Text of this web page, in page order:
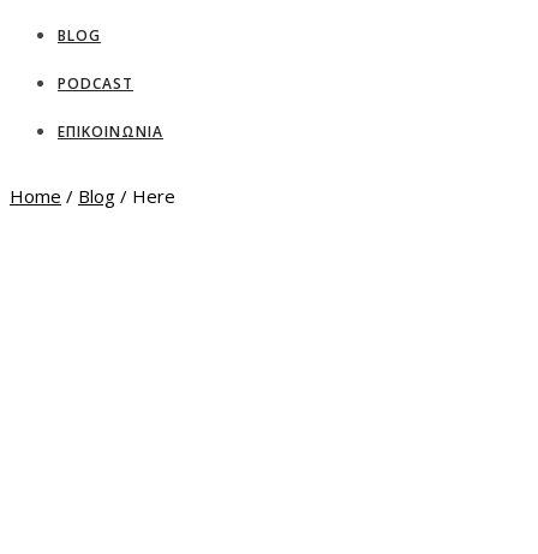
BLOG
PODCAST
ΕΠΙΚΟΙΝΩΝΙΑ
Home / Blog / Here